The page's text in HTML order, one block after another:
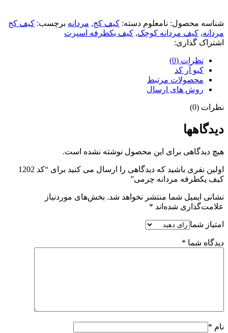
شناسه محصول: نامعلوم دسته: کیف کج, مردانه برچسب: کیف کج
مردانه, کیف مردانه کوچک, کیف یکطرفه اسپرت
اشتراک گذاری:
نظرات (0)
کیو آر کد
محصولات مرتبط
روش های ارسال
نظرات (0)
دیدگاهها
هیچ دیدگاهی برای این محصول نوشته نشده است.
اولین نفری باشید که دیدگاهی را ارسال می کنید برای “کد 1202
کیف یکطرفه مردانه چرمی”
نشانی ایمیل شما منتشر نخواهد شد. بخش‌های موردنیاز
علامت‌گذاری شده‌اند *
امتیاز شما
دیدگاه شما *
نام *